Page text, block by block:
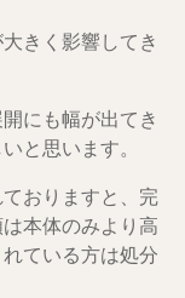
きく影響してき
にも幅が出てき
と思います。
おりますと、完
本体のみより高
ている方は処分